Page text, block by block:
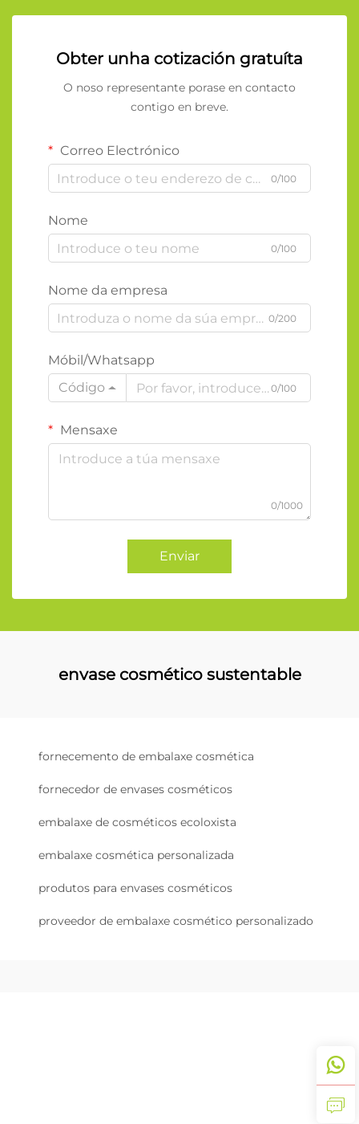
Obter unha cotización gratuíta
O noso representante porase en contacto
contigo en breve.
Correo Electrónico
0/100
Nome
0/100
Nome da empresa
0/200
Móbil/Whatsapp
Código
0/100
Mensaxe
0/1000
Enviar
envase cosmético sustentable
fornecemento de embalaxe cosmética
fornecedor de envases cosméticos
embalaxe de cosméticos ecoloxista
embalaxe cosmética personalizada
produtos para envases cosméticos
proveedor de embalaxe cosmético personalizado